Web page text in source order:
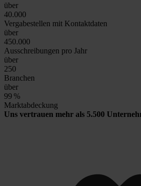
über
40.000
Vergabestellen mit Kontaktdaten
über
450.000
Ausschreibungen pro Jahr
über
250
Branchen
über
99 %
Marktabdeckung
Uns vertrauen mehr als 5.500